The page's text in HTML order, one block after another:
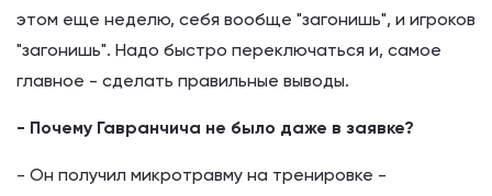
этом еще неделю, себя вообще "загонишь", и игроков
"загонишь". Надо быстро переключаться и, самое
главное - сделать правильные выводы.
- Почему Гавранчича не было даже в заявке?
- Он получил микротравму на тренировке -